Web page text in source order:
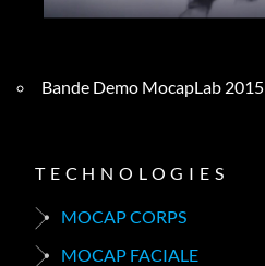
Bande Demo MocapLab 2015
TECHNOLOGIES
MOCAP CORPS
MOCAP FACIALE